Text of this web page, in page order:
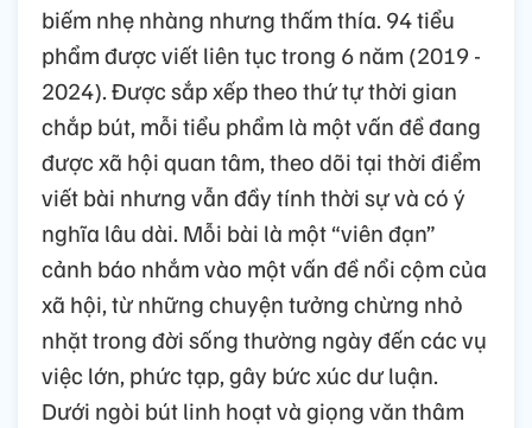
biếm nhẹ nhàng nhưng thấm thía. 94 tiểu
phẩm được viết liên tục trong 6 năm (2019 -
2024). Được sắp xếp theo thứ tự thời gian
chắp bút, mỗi tiểu phẩm là một vấn đề đang
được xã hội quan tâm, theo dõi tại thời điểm
viết bài nhưng vẫn đầy tính thời sự và có ý
nghĩa lâu dài. Mỗi bài là một “viên đạn”
cảnh báo nhắm vào một vấn đề nổi cộm của
xã hội, từ những chuyện tưởng chừng nhỏ
nhặt trong đời sống thường ngày đến các vụ
việc lớn, phức tạp, gây bức xúc dư luận.
Dưới ngòi bút linh hoạt và giọng văn thâm